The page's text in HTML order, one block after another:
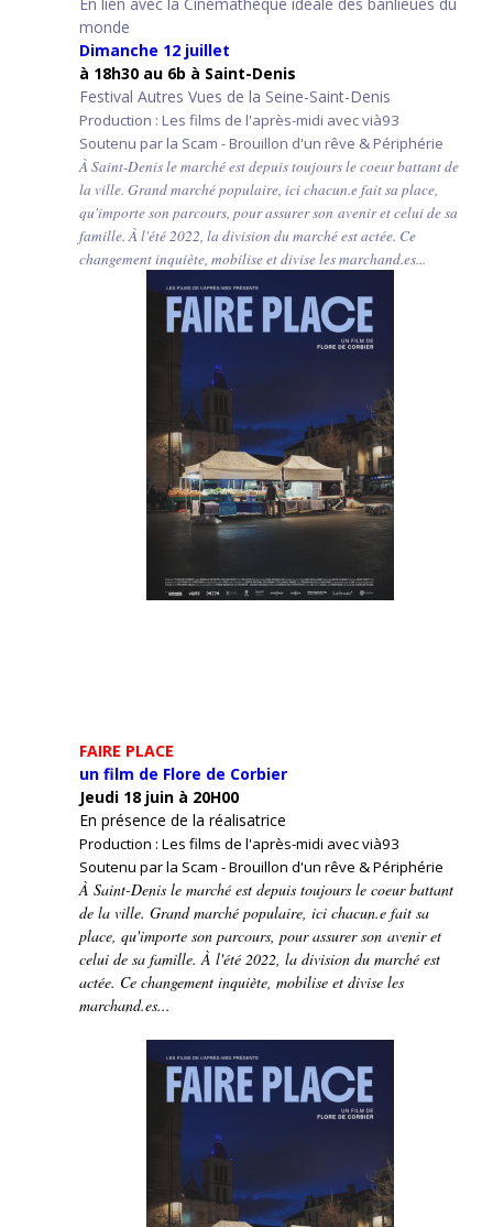
monde
Dimanche 12 juillet
à 18h30 au 6b à Saint-Denis
Festival Autres Vues de la Seine-Saint-Denis
Production : Les films de l'après-midi avec vià93
Soutenu par la Scam - Brouillon d'un rêve & Périphérie
À Saint-Denis le marché est depuis toujours le coeur battant de
la ville. Grand marché populaire, ici chacun.e fait sa place,
qu'importe son parcours, pour assurer son avenir et celui de sa
famille. À l'été 2022, la division du marché est actée. Ce
changement inquiète, mobilise et divise les marchand.es...
FAIRE PLACE
un film de Flore de Corbier
Jeudi 18 juin à 20H00
En présence de la réalisatrice
Production : Les films de l'après-midi avec vià93
Soutenu par la Scam - Brouillon d'un rêve & Périphérie
À Saint-Denis le marché est depuis toujours le coeur battant
de la ville. Grand marché populaire, ici chacun.e fait sa
place, qu'importe son parcours, pour assurer son avenir et
celui de sa famille. À l'été 2022, la division du marché est
actée. Ce changement inquiète, mobilise et divise les
marchand.es...